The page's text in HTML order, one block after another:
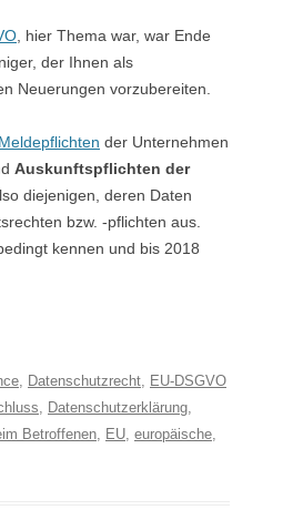
, hier Thema war, war Ende
der Ihnen als
Neuerungen vorzubereiten.
der Unternehmen
Auskunftspflichten der
diejenigen, deren Daten
bzw. -pflichten aus.
kennen und bis 2018
, Datenschutzrecht, EU-DSGVO
, Datenschutzerklärung,
Betroffenen, EU, europäische,